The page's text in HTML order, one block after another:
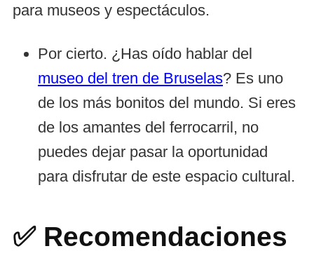
para museos y espectáculos.
Por cierto. ¿Has oído hablar del
museo del tren de Bruselas? Es uno
de los más bonitos del mundo. Si eres
de los amantes del ferrocarril, no
puedes dejar pasar la oportunidad
para disfrutar de este espacio cultural.
✅ Recomendaciones